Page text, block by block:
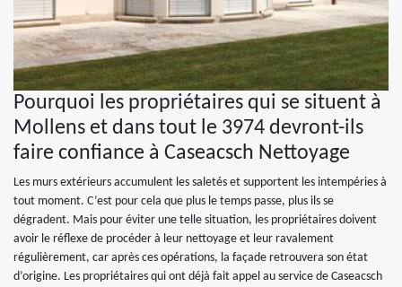
Pourquoi les propriétaires qui se situent à
Mollens et dans tout le 3974 devront-ils
faire confiance à Caseacsch Nettoyage
Les murs extérieurs accumulent les saletés et supportent les intempéries à
tout moment. C’est pour cela que plus le temps passe, plus ils se
dégradent. Mais pour éviter une telle situation, les propriétaires doivent
avoir le réflexe de procéder à leur nettoyage et leur ravalement
régulièrement, car après ces opérations, la façade retrouvera son état
d’origine. Les propriétaires qui ont déjà fait appel au service de Caseacsch